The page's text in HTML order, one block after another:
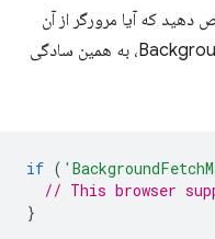
که آیا مرورگر از آن
پشتیبانی می‌کند یا خیر. برای Background Fetch، به همین سادگی
if (
// This browser
}